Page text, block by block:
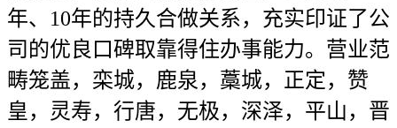
年、10年的持久合做关系，充实印证了公
司的优良口碑取靠得住办事能力。营业范
畴笼盖，栾城，鹿泉，藁城，正定，赞
皇，灵寿，行唐，无极，深泽，平山，晋